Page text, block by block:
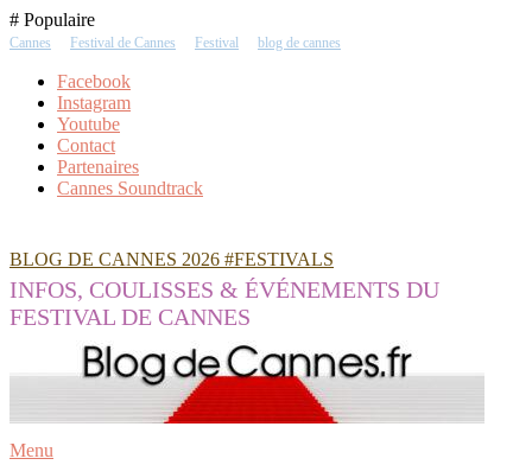
Skip
To
# Populaire
Cannes Festival de Cannes Festival blog de cannes
Facebook
Instagram
Youtube
Contact
Partenaires
Cannes Soundtrack
BLOG DE CANNES 2026 #FESTIVALS
INFOS, COULISSES & ÉVÉNEMENTS DU
FESTIVAL DE CANNES
Menu